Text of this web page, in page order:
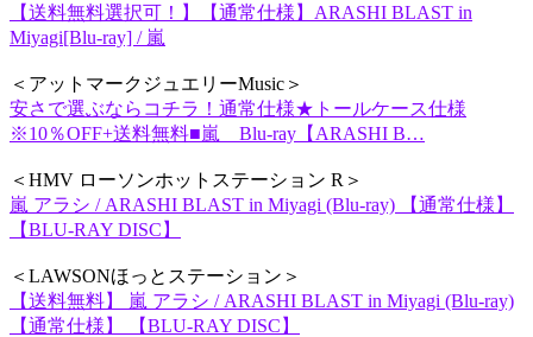
【送料無料選択可！】【通常仕様】ARASHI BLAST in
Miyagi[Blu-ray] / 嵐
＜アットマークジュエリーMusic＞
安さで選ぶならコチラ！通常仕様★トールケース仕様
※10％OFF+送料無料■嵐 Blu-ray【ARASHI B…
＜HMV ローソンホットステーション R＞
嵐 アラシ / ARASHI BLAST in Miyagi (Blu-ray) 【通常仕様】
【BLU-RAY DISC】
＜LAWSONほっとステーション＞
【送料無料】 嵐 アラシ / ARASHI BLAST in Miyagi (Blu-ray)
【通常仕様】 【BLU-RAY DISC】